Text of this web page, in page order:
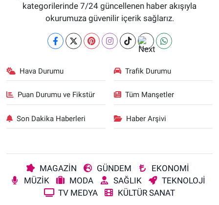
kategorilerinde 7/24 güncellenen haber akışıyla
okurumuza güvenilir içerik sağlarız.
Hava Durumu Trafik Durumu
Puan Durumu ve Fikstür Tüm Manşetler
Son Dakika Haberleri Haber Arşivi
MAGAZİN GÜNDEM
EKONOMİ
MÜZİK
MODA SAĞLIK
TEKNOLOJİ
TV MEDYA
KÜLTÜR SANAT